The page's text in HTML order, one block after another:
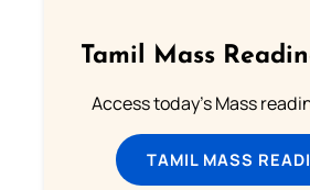
Tamil Mass
Access today's Mass
TAMIL MASS